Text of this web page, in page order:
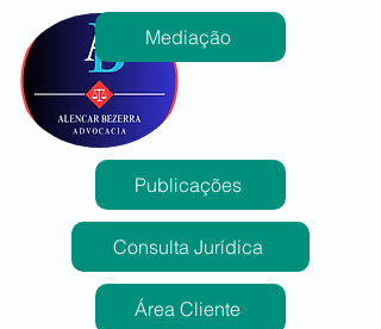
Mediação
Publicações
Consulta Jurídica
Área Cliente